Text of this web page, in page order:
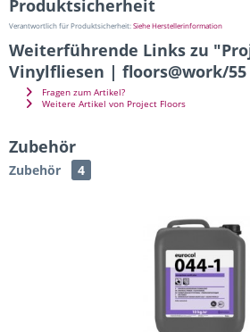
Produktsicherheit
Verantwortlich für Produktsicherheit:Siehe Herstellerinformation
Weiterführende Links zu
Vinylfliesen | floors@work/55
Fragen zum Artikel?
Weitere Artikel von Project Floors
Zubehör
Zubehör 4